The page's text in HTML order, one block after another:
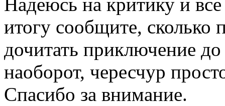
Надеюсь на критику и
итогу сообщите, сколько
дочитать приключение
наоборот, чересчур
Спасибо за внимание.